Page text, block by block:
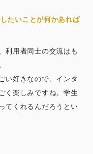
たいことが何かあれば
利用者同士の交流はも
い好きなので、インタ
く楽しみですね。学生
てくれるんだろうとい